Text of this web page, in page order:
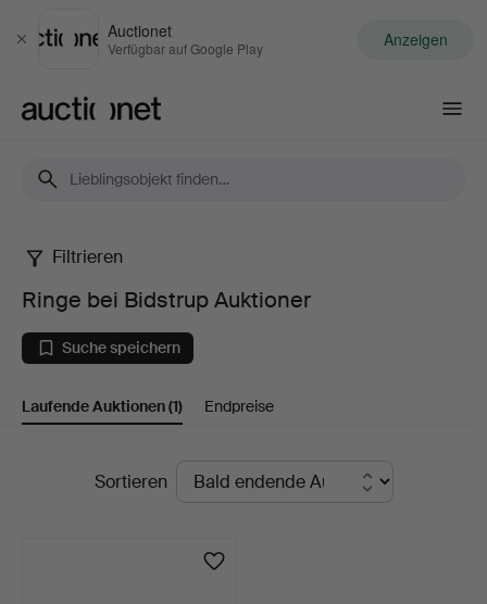
Schließen
Auctionet
Verfügbar auf Google Play Anzeigen
Ringe
bei
Bidstrup
Auktioner
Filtrieren
Ringe bei Bidstrup Auktioner
Suche speichern
Laufende Auktionen(1) Endpreise
LaufendeSortieren